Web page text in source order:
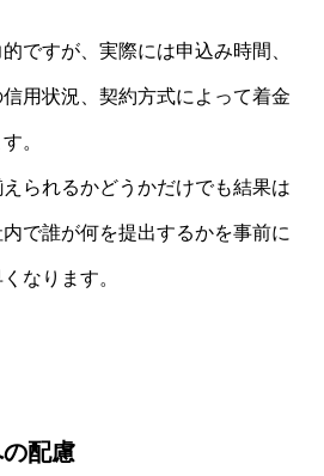
ですが、実際には申込み時間、
用状況、契約方式によって着金
。
られるかどうかだけでも結果は
で誰が何を提出するかを事前に
なります。
配慮